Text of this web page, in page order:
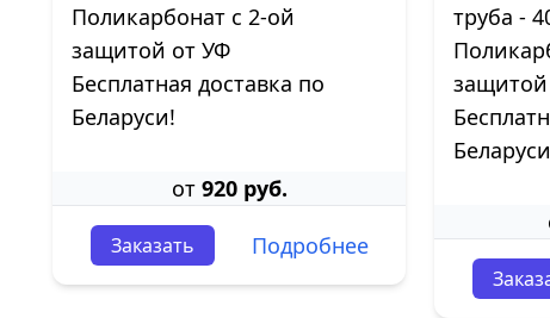
Поликарбонат с 2-ой
защитой от УФ
Бесплатная доставка по
Беларуси!
от 920 руб.
Заказать Подробнее
труба -